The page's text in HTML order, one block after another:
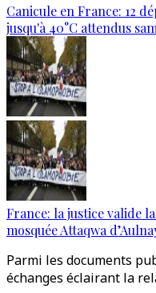
Canicule en France: 12
jusqu'à 40°C attendus
France: la justice valide
mosquée Attaqwa
Parmi les documents
échanges éclairant la